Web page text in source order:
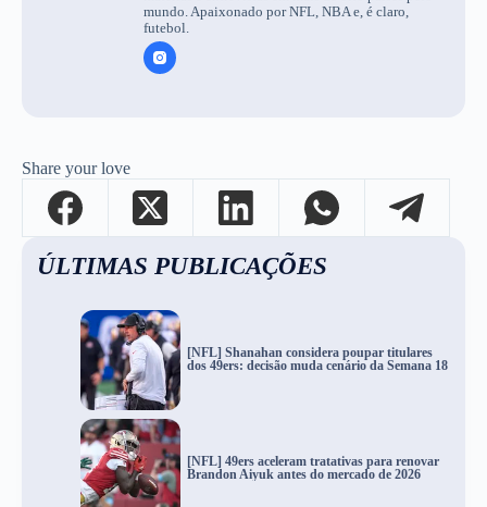
mundo. Apaixonado por NFL, NBA e, é claro,
futebol.
Share your love
ÚLTIMAS PUBLICAÇÕES
[NFL] Shanahan considera poupar titulares
dos 49ers: decisão muda cenário da Semana 18
[NFL] 49ers aceleram tratativas para renovar
Brandon Aiyuk antes do mercado de 2026